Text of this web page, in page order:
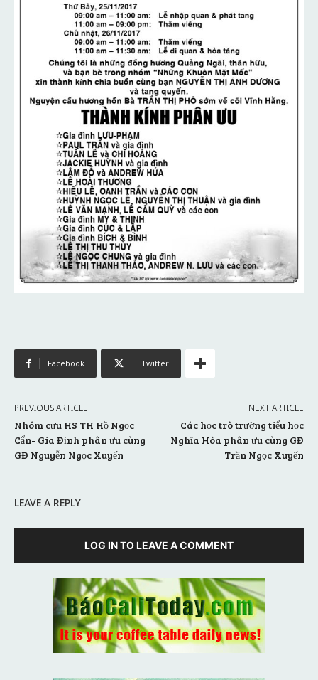
Facebook Twitter
PREVIOUS ARTICLE
Nhóm cựu HS TH Hồ Ngọc
Cẩn- Gia Định phân ưu cùng
GĐ Nguyễn Ngọc Xuyến
NEXT ARTICLE
Các học trò trường tiểu học
Nghĩa Hòa phân ưu cùng GĐ
Trần Ngọc Xuyến
LEAVE A REPLY
LOG IN TO LEAVE A COMMENT